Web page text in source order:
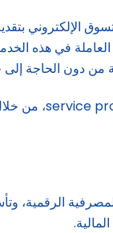
الإلكتروني